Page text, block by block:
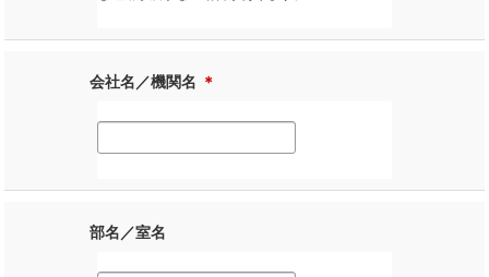
会社名／機関名 ＊
部名／室名